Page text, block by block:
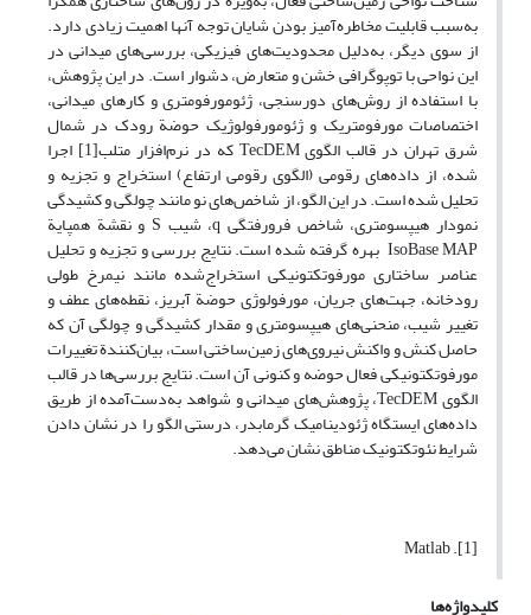
به‌سبب قابلیت مخاطره‌آمیز بودن شایان ‌توجه آنها اهمیت زیادی دارد.
از سوی دیگر، به‌دلیل محدودیت‌های فیزیکی، بررسی‌های میدانی در
این نواحی با توپوگرافی خشن و متعارض، دشوار است. در این پژوهش،
با استفاده از ‌روش‌های دورسنجی، ژئومورفومتری و کارهای میدانی،
اختصاصات مورفومتریک و ژئومورفولوژیک حوضة رودک در شمال
شرق تهران در قالب الگوی TecDEM که در نرم‌افزار متلب[1] اجرا
شده، از داده‌های رقومی (الگوی رقومی ارتفاع) استخراج و تجزیه و
تحلیل شده است. در این الگو، از شاخص‌های نو مانند چولگی و کشیدگی
نمودار هیپسومتری، شاخص فرورفتگی q، شیب S و نقشة همپایة
IsoBase MAP بهره گرفته شده است. نتایج بررسی و تجزیه و تحلیل
عناصر ساختاری مورفوتکتونیکی استخراج‌شده مانند نیمرخ طولی
رودخانه، جهت‌های جریان، مورفولوژی حوضة آبریز، نقطه‌های عطف و
تغییر شیب، منحنی‌های هیپسومتری و مقدار کشیدگی و چولگی آن که
حاصل کنش و واکنش نیروی‌های زمین‌ساختی است، بیان‌کنندة تغییرات
مورفوتکتونیکی فعال حوضه و کنونی آن است. نتایج بررسی‌ها در قالب
الگوی TecDEM، پژوهش‌های میدانی و شواهد به‌دست‌آمده از طریق
داده‌های ایستگاه ژئودینامیک گرمابدر، درستی الگو را در نشان دادن
شرایط نئوتکتونیک مناطق نشان می‌دهد.
[1]. Matlab
کلیدواژه‌ها